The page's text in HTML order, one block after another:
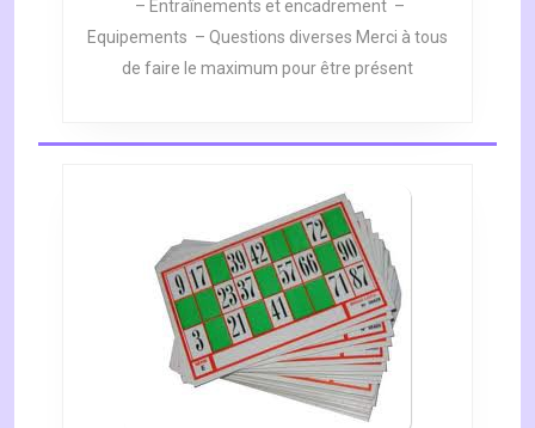
ENTRAÎNEURS.
– Entraînements et encadrement –
Equipements – Questions diverses Merci à tous
de faire le maximum pour être présent